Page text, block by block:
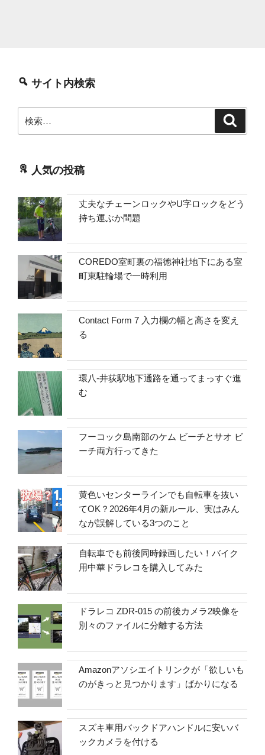
サイト内検索
索:
人気の投稿
丈夫なチェーンロックやU字ロックをどう
持ち運ぶか問題
COREDO室町裏の福徳神社地下にある室
町東駐輪場で一時利用
Contact Form 7 入力欄の幅と高さを変え
る
環八-井荻駅地下通路を通ってまっすぐ進
む
フーコック島南部のケム ビーチとサオ ビ
ーチ両方行ってきた
黄色いセンターラインでも自転車を抜い
てOK？2026年4月の新ルール、実はみん
なが誤解している3つのこと
自転車でも前後同時録画したい！バイク
用中華ドラレコを購入してみた
ドラレコ ZDR-015 の前後カメラ2映像を
別々のファイルに分離する方法
Amazonアソシエイトリンクが「欲しいも
のがきっと見つかります」ばかりになる
スズキ車用バックドアハンドルに安いバ
ックカメラを付ける